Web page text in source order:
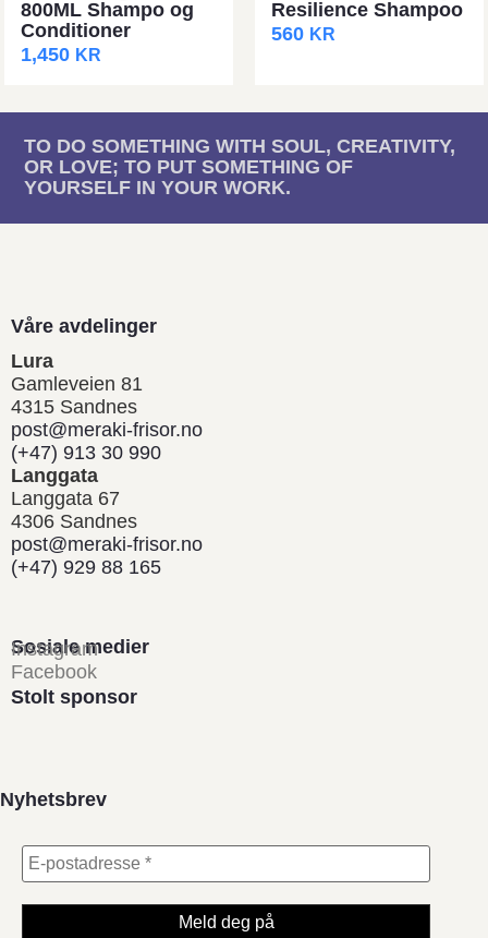
800ML Shampo og
Conditioner
1,450 KR
Resilience Shampoo
560 KR
TO DO SOMETHING WITH SOUL, CREATIVITY,
OR LOVE; TO PUT SOMETHING OF
YOURSELF IN YOUR WORK.
Våre avdelinger
Lura
Gamleveien 81
4315 Sandnes
post@meraki-frisor.no
(+47) 913 30 990
Langgata
Langgata 67
4306 Sandnes
post@meraki-frisor.no
(+47) 929 88 165
Sosiale medier
Instagram
Facebook
Stolt sponsor
Nyhetsbrev